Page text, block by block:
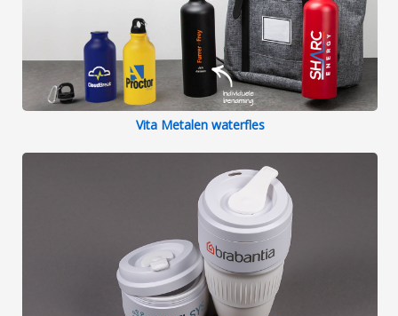
Vita Metalen waterfles